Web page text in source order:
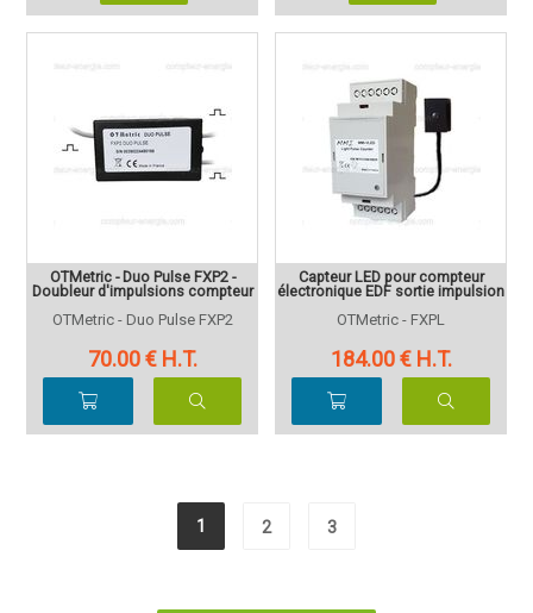
OTMetric - Duo Pulse FXP2 -
Doubleur d'impulsions compteur
OTMetric - Duo Pulse FXP2
70.00 € H.T.
Capteur LED pour compteur
électronique EDF sortie impulsion
OTMetric - FXPL
184.00 € H.T.
1 2 3